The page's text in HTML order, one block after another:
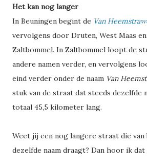
Het kan nog langer
In Beuningen begint de Van
vervolgens door Druten, West Maas
Zaltbommel. In Zaltbommel loopt de
andere namen verder, en vervolgens
eind verder onder de naam Van
stuk van de straat dat steeds dezelfde
totaal 45,5 kilometer lang.
Weet jij een nog langere straat die
dezelfde naam draagt? Dan hoor ik dat